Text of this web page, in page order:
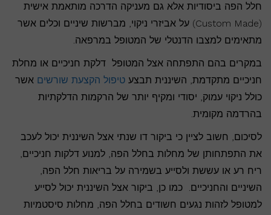
חלל הפה ביסודיות אלא גם מעניקה הדרכה מותאמת אישית
(Custom Made) על אביזרי ניקוי, מברשות שיניים וכלים אשר
מתאימים למצבו הדנטלי של המטופל במרפאה.
במקרים בהם התפתחה אצל המטופל דלקת חניכיים או מחלת
חניכיים מתקדמת, השיננית תבצע טיפול הקצעת שורשים אשר
כולל ניקוי עמוק, יסודי ומקיף יותר של הרקמות הדלקתיות
בהרדמה מקומית.
לסיכום, חשוב לציין כי ביקור דו שנתי אצל השיננית יכול לעכב
את התפתחותן של מחלות בחלל הפה, למנוע דלקות חניכיים,
ריח רע או עששת ולסייע בשמירה על בריאות חלל הפה,
השיניים והחניכיים. כמו כן, ביקור אצל השיננית יכול לסייע
למטופל לזהות נגעים חשודים בחלל הפה, מחלות סיסטמיות